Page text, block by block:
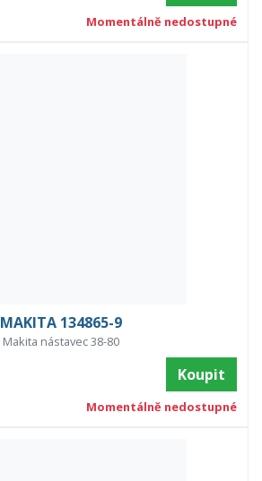
Momentálně nedostupné
MAKITA 134865-9
Makita nástavec 38-80
Koupit
Momentálně nedostupné